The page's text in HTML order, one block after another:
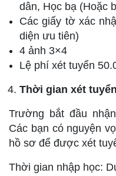
dân, Học bạ (Hoặc
Các giấy tờ xác
diện ưu tiên)
4 ảnh 3×4
Lệ phí xét tuyển
Thời gian xét tuyển
Trường bắt đầu
Các bạn có nguyện
hồ sơ để được xét
Thời gian nhập học: